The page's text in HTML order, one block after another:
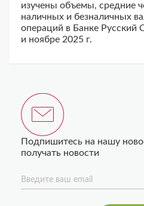
изучены объемы, средние
наличных и безналичных
операций в Банке Русский
и ноябре 2025 г.
Подпишитесь на нашу
получать новости
Введите ваш email